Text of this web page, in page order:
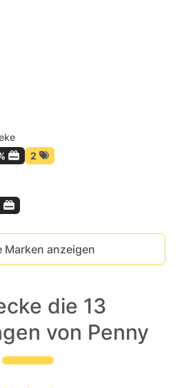
2
Marken anzeigen
die 13
von Penny